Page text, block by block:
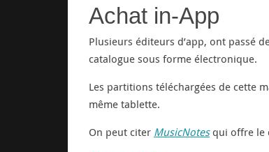
Achat in-App
Plusieurs éditeurs d’app, ont passé
catalogue sous forme électronique.
Les partitions téléchargées de cette
même tablette.
On peut citer MusicNotesqui offre le